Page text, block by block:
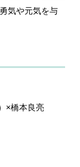
気や元気を与
×橋本良亮